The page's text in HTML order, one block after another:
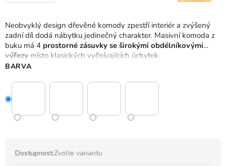
Neobvyklý design dřevěné komody zpestří interiér a zvýšený
zadní díl dodá nábytku jedinečný charakter. Masivní komoda z
buku má 4 prostorné zásuvky se širokými obdélníkovými
výřezy místo klasických vyčnívajících úchytek.
BARVA
Dostupnost:Zvolte variantu